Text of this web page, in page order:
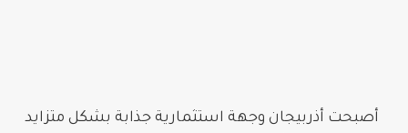
أصبحت أذربيجان وجهة استثمارية جذابة بشكل متزايد